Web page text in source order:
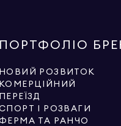
ПОРТФОЛІО
НОВИЙ РОЗВИТОК
КОМЕРЦІЙНИЙ
ПЕРЕЇЗД
І РОЗВАГИ
ТА РАНЧО